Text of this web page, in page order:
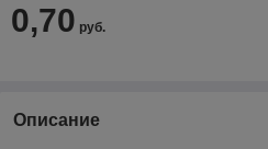
0,70 руб.
Описание